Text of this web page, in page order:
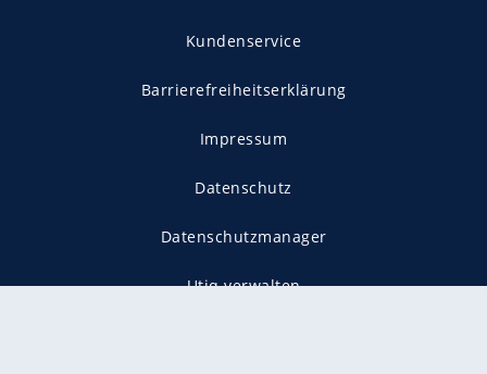
Kundenservice
Barrierefreiheitserklärung
Impressum
Datenschutz
Datenschutzmanager
Utiq verwalten